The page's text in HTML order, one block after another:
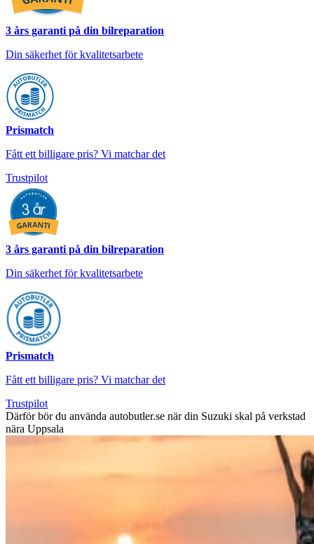
3 års garanti på din bilreparation
Din säkerhet för kvalitetsarbete
Prismatch
Fått ett billigare pris? Vi matchar det
Trustpilot
3 års garanti på din bilreparation
Din säkerhet för kvalitetsarbete
Prismatch
Fått ett billigare pris? Vi matchar det
Trustpilot
Därför bör du använda autobutler.se när din Suzuki skal på verkstad
nära Uppsala